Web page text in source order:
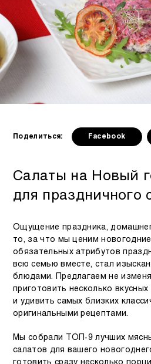
Поделиться: Facebook
Салаты на Новый
для праздничного
Ощущение праздника,
то, за что мы ценим
обязательных атрибутов
всю семью вместе, стал
блюдами. Предлагаем не
приготовить несколько
и удивить самых близких
оригинальными рецептами.
Мы собрали ТОП-9 лучших
салатов для вашего